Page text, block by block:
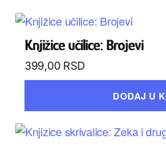
Knjižice učilice: Brojevi
399,00 RSD
DODAJ U